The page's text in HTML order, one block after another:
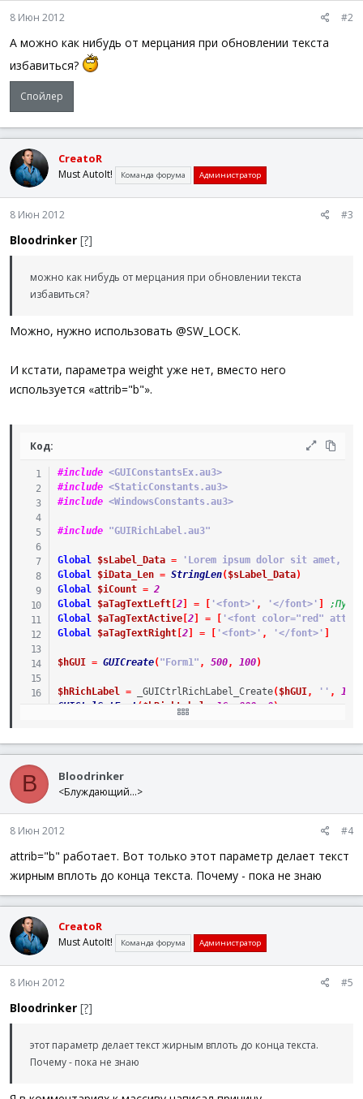
8 Июн 2012 #2
А можно как нибудь от мерцания при обновлении текста
избавиться?
Спойлер
CreatoR
Must AutoIt! Команда форума Администратор
8 Июн 2012 #3
Bloodrinker [?]
можно как нибудь от мерцания при обновлении текста
избавиться?
Можно, нужно использовать @SW_LOCK.
И кстати, параметра weight уже нет, вместо него
используется «attrib="b"».
Код:
#include <GUIConstantsEx.au3>
#include <StaticConstants.au3>
#include <WindowsConstants.au3>
#include "GUIRichLabel.au3"
Global $sLabel_Data =
'Lorem ipsum dolor sit amet,
Global
$iData_Len = StringLen($sLabel_Data)
Global
$iCount = 2
Global
$aTagTextLeft[2] = [ '<font>' , '</font>' ]
Global
$aTagTextActive[2] = [ '<font color="red"
Global
$aTagTextRight[2] = [ '<font>' , '</font>' ]
$hGUI = GUICreate("Form1" , 500, 100)
$hRichLabel = _GUICtrlRichLabel_Create($hGUI, '' , 15
GUICtrlSetFont ($hRichLabel 16, 800, 0)
While 1
$nMsg = GUIGetMsg
Exit
WEnd
Func _ColorText()
$iCount
$iCount > $iData_Len Then
$iCount = 2
$sTextLeft
$sTextRight = $aTagTextRight [0] & StringRight
B Bloodrinker
<Блуждающий...>
8 Июн 2012 #4
attrib="b" работает. Вот только этот параметр делает текст
жирным вплоть до конца текста. Почему - пока не знаю
CreatoR
Must AutoIt! Команда форума Администратор
8 Июн 2012 #5
Bloodrinker [?]
этот параметр делает текст жирным вплоть до конца текста.
Почему - пока не знаю